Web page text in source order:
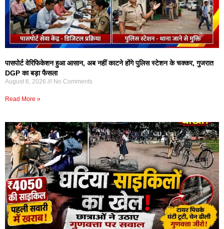
पासपोर्ट वेरिफिकेशन हुआ आसान, अब नहीं काटने होंगे पुलिस स्टेशन के चक्कर, गुजरात
DGP का बड़ा फैसला
August 6, 2026 No Comments
Read More »